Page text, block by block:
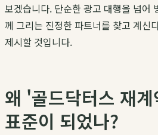
보겠습니다. 단순한 광고 대행을 넘어
께 그리는 진정한 파트너를 찾고 계신
제시할 것입니다.
왜 '골드닥터스 재
표준이 되었나?